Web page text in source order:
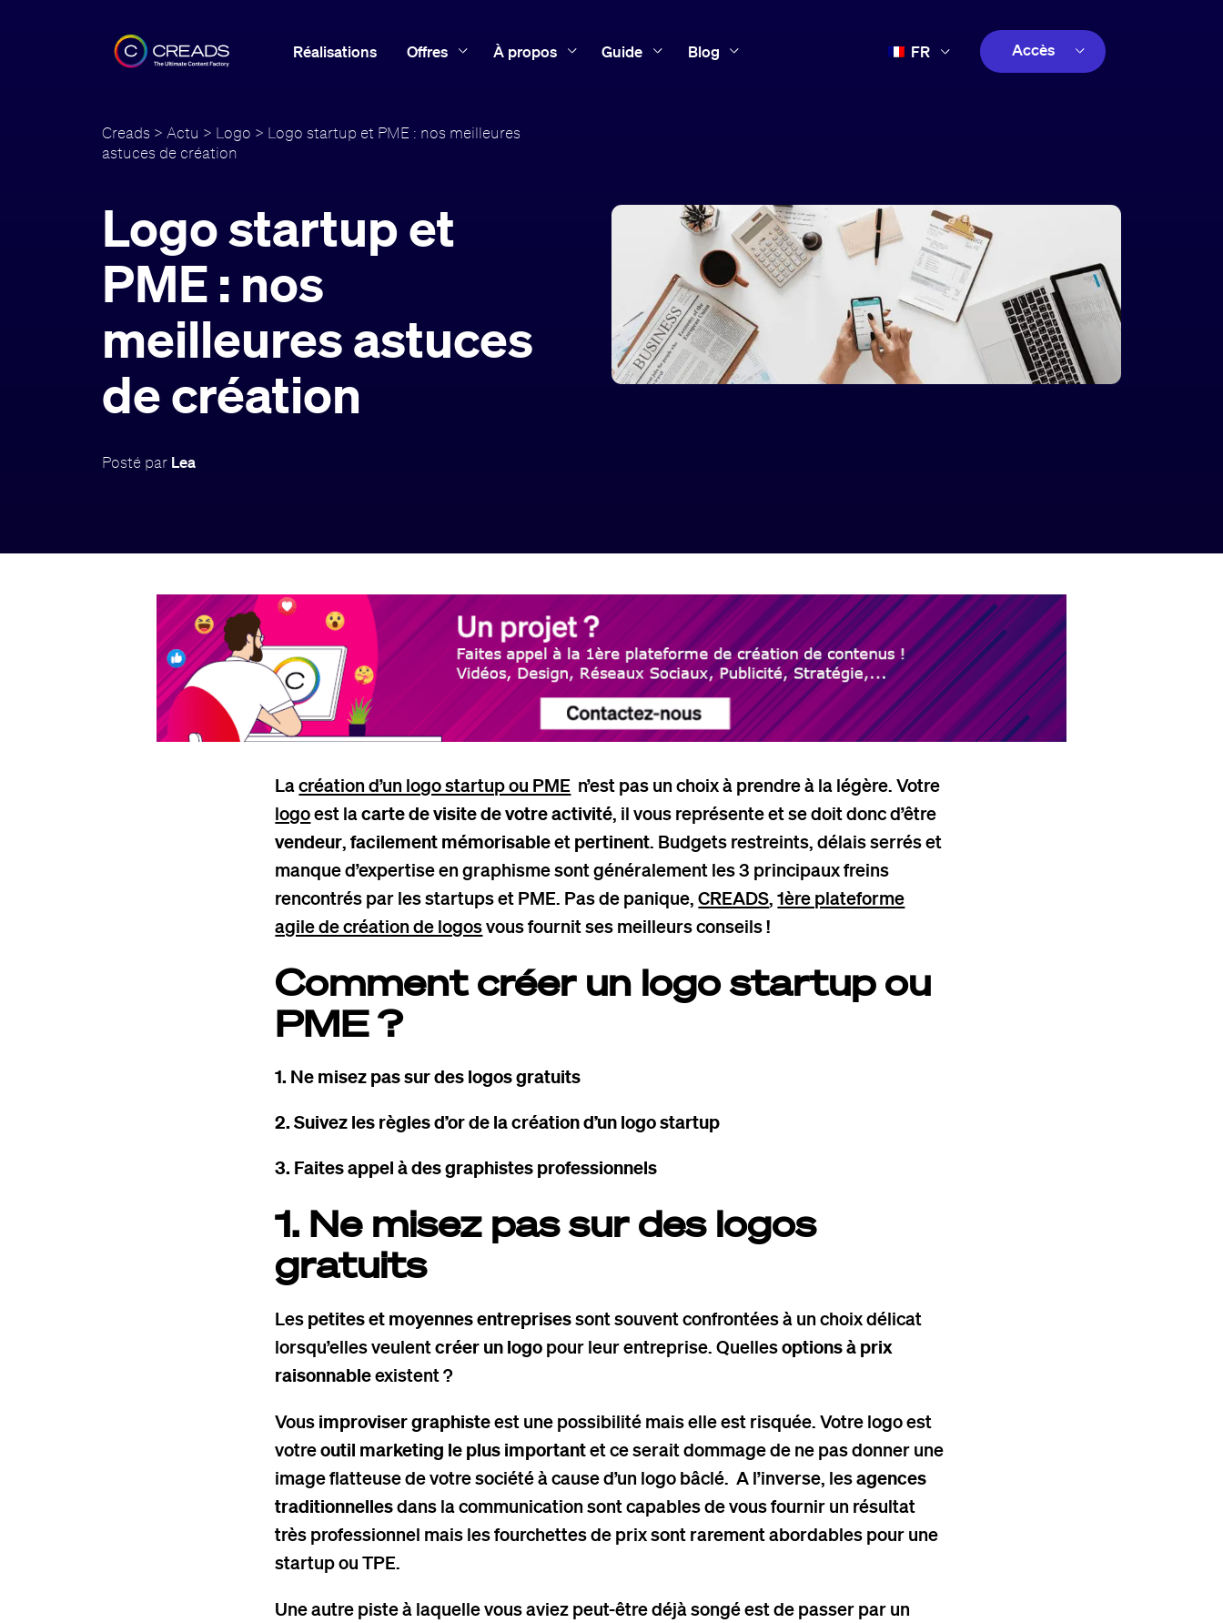
Réalisations Offres À propos Guide Blog FR Accès
Creads > Actu > Logo > Logo startup et PME : nos meilleures
astuces de création
Logo startup et
PME : nos
meilleures astuces
de création
Posté par Lea
Lacréation d’un logo startup ou PME n’est pas un choix à prendre à la légère. Votre
logoest lacarte de visite de votre activité , il vous représente et se doit donc d’être
vendeur ,facilement mémorisableet pertinent . Budgets restreints, délais serrés et
manque d’expertise en graphisme sont généralement les 3 principaux freins
rencontrés par les startups et PME. Pas de panique,CREADS ,1ère plateforme
agile de création de logosvous fournit ses meilleurs conseils !
Comment créer un logo startup ou
PME ?
1. Ne misez pas sur des logos gratuits
2. Suivez les règles d’or de la création d’un logo startup
3. Faites appel à des graphistes professionnels
1. Ne misez pas sur des logos
gratuits
Les petites et moyennes entreprisessont souvent confrontées à un choix délicat
lorsqu’elles veulentcréer un logo pour leur entreprise. Quellesoptions à prix
raisonnableexistent ?
Vous improviser graphisteest une possibilité mais elle est risquée. Votre logo est
votreoutil marketing le plus importantet ce serait dommage de ne pas donner une
image flatteuse de votre société à cause d’un logo bâclé. A l’inverse, lesagences
traditionnellesdans la communication sont capables de vous fournir un résultat
très professionnel mais les fourchettes de prix sont rarement abordables pour une
startup ou TPE.
Une autre piste à laquelle vous aviez peut-être déjà songé est de passer par un